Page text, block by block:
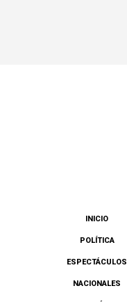
INICIO
POLÍTICA
ESPECTÁCULOS
NACIONALES